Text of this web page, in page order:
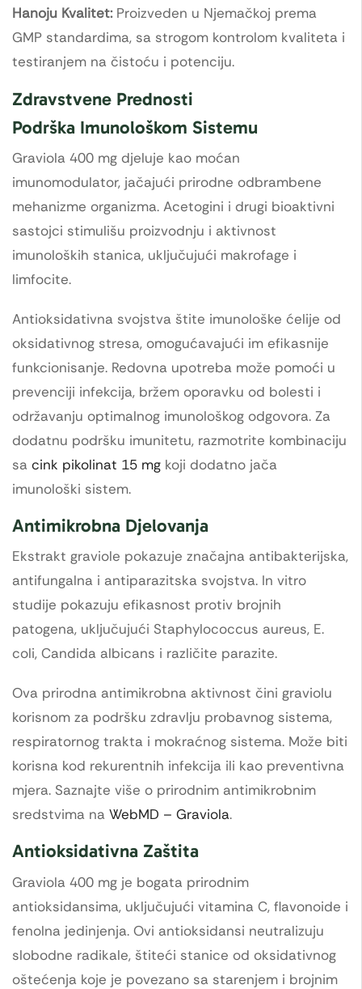
Hanoju Kvalitet:Proizveden u Njemačkoj prema
GMP standardima, sa strogom kontrolom kvaliteta i
testiranjem na čistoću i potenciju.
Zdravstvene Prednosti
Podrška Imunološkom Sistemu
Graviola 400 mg djeluje kao moćan
imunomodulator, jačajući prirodne odbrambene
mehanizme organizma. Acetogini i drugi bioaktivni
sastojci stimulišu proizvodnju i aktivnost
imunoloških stanica, uključujući makrofage i
limfocite.
Antioksidativna svojstva štite imunološke ćelije od
oksidativnog stresa, omogućavajući im efikasnije
funkcionisanje. Redovna upotreba može pomoći u
prevenciji infekcija, bržem oporavku od bolesti i
održavanju optimalnog imunološkog odgovora. Za
dodatnu podršku imunitetu, razmotrite kombinaciju
sa cink pikolinat 15 mg koji dodatno jača
imunološki sistem.
Antimikrobna Djelovanja
Ekstrakt graviole pokazuje značajna antibakterijska,
antifungalna i antiparazitska svojstva. In vitro
studije pokazuju efikasnost protiv brojnih
patogena, uključujući Staphylococcus aureus, E.
coli, Candida albicans i različite parazite.
Ova prirodna antimikrobna aktivnost čini graviolu
korisnom za podršku zdravlju probavnog sistema,
respiratornog trakta i mokraćnog sistema. Može biti
korisna kod rekurentnih infekcija ili kao preventivna
mjera. Saznajte više o prirodnim antimikrobnim
sredstvima na WebMD – Graviola.
Antioksidativna Zaštita
Graviola 400 mg je bogata prirodnim
antioksidansima, uključujući vitamina C, flavonoide i
fenolna jedinjenja. Ovi antioksidansi neutralizuju
slobodne radikale, štiteći stanice od oksidativnog
oštećenja koje je povezano sa starenjem i brojnim